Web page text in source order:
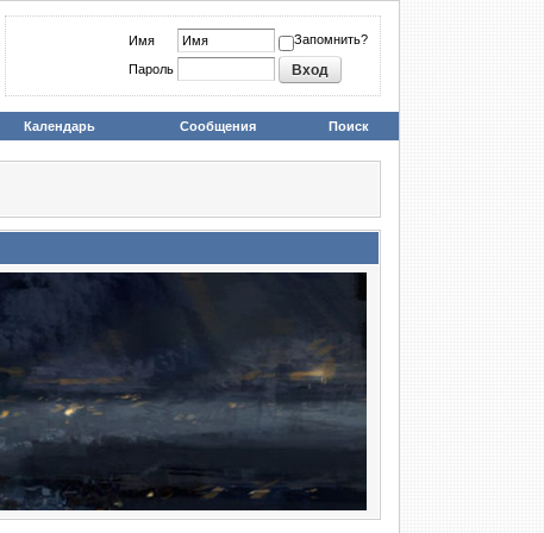
Имя Запомнить?
Пароль
Календарь Сообщения Поиск